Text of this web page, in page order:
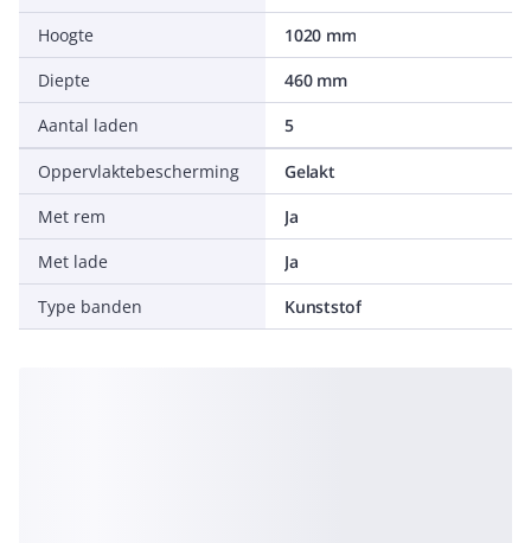
Hoogte
1020 mm
Diepte
460 mm
Aantal laden
5
Oppervlaktebescherming
Gelakt
Met rem
Ja
Met lade
Ja
Type banden
Kunststof